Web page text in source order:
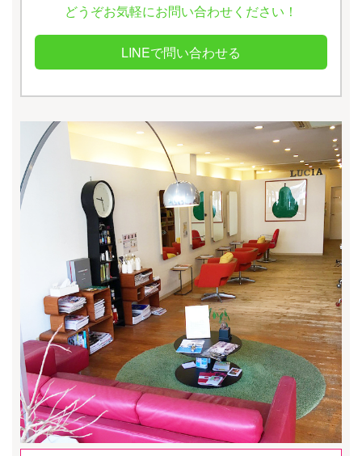
どうぞお気軽にお問い合わせください！
LINEで問い合わせる